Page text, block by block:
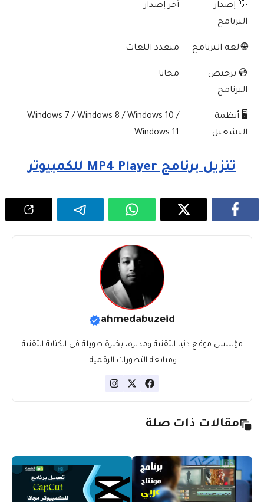
💡 إصدار
البرنامج
أخر إصدار
🌐 لغة البرنامج متعدد اللغات
💿 ترخيص
البرنامج
مجانا
🖥️ أنظمة
التشغيل
Windows 7 / Windows 8 / Windows 10 /
Windows 11
تنزيل برنامج MP4 Player للكمبيوتر
ahmedabuzeid
مؤسس موقع دنيا التقنية ومديره، بخبرة طويلة في الكتابة التقنية
ومتابعة التطورات الرقمية.
مقالات ذات صلة